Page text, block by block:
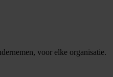
voor elke organisatie.